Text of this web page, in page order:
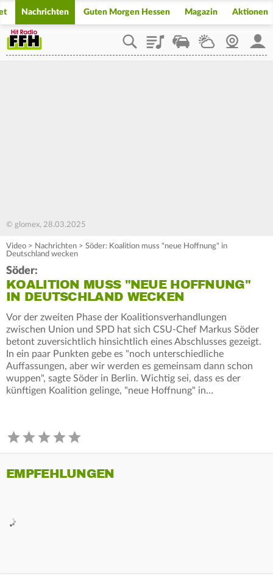
Nachrichten Guten Morgen Hessen Magazin Aktionen
PlaylistStaupilotWetterWebcam
© glomex, 28.03.2025
Video > Nachrichten > Söder: Koalition muss "neue Hoffnung" in
Deutschland wecken
Söder:
KOALITION MUSS "NEUE HOFFNUNG"
IN DEUTSCHLAND WECKEN
Vor der zweiten Phase der Koalitionsverhandlungen
zwischen Union und SPD hat sich CSU-Chef Markus Söder
betont zuversichtlich hinsichtlich eines Abschlusses gezeigt.
In ein paar Punkten gebe es "noch unterschiedliche
Auffassungen, aber wir werden es gemeinsam dann schon
wuppen", sagte Söder in Berlin. Wichtig sei, dass es der
künftigen Koalition gelinge, "neue Hoffnung" in…
EMPFEHLUNGEN